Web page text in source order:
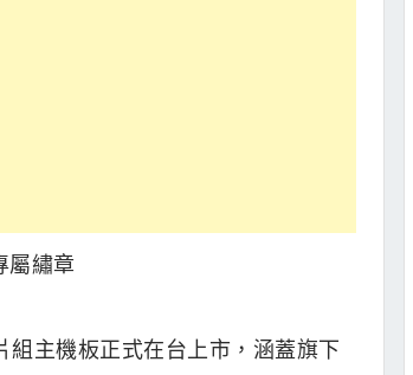
屬繡章
主機板正式在台上市，涵蓋旗下